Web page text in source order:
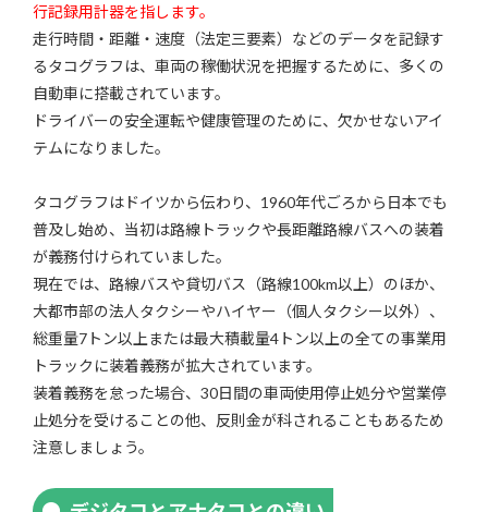
行記録用計器を指します。
走行時間・距離・速度（法定三要素）などのデータを記録す
るタコグラフは、車両の稼働状況を把握するために、多くの
自動車に搭載されています。
ドライバーの安全運転や健康管理のために、欠かせないアイ
テムになりました。
タコグラフはドイツから伝わり、1960年代ごろから日本でも
普及し始め、当初は路線トラックや長距離路線バスへの装着
が義務付けられていました。
現在では、路線バスや貸切バス（路線100km以上）のほか、
大都市部の法人タクシーやハイヤー（個人タクシー以外）、
総重量7トン以上または最大積載量4トン以上の全ての事業用
トラックに装着義務が拡大されています。
装着義務を怠った場合、30日間の車両使用停止処分や営業停
止処分を受けることの他、反則金が科されることもあるため
注意しましょう。